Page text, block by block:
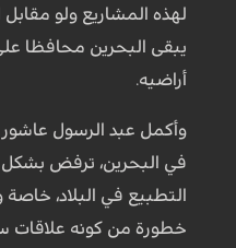
لهذه المشاريع ولو
يبقى البحرين محافظا
أراضيه. ‏
وأكمل عبد الرسول عاشور
في البحرين، ترفض
التطبيع في البلاد،
خطورة من كونه علاقات